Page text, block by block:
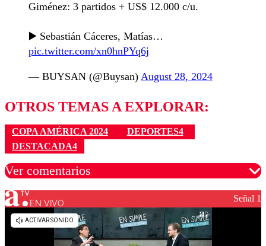
Giménez: 3 partidos + US$ 12.000 c/u.
▶️ Sebastián Cáceres, Matías…
pic.twitter.com/xn0hnPYq6j
— BUYSAN (@Buysan) August 28, 2024
OTROS TEMAS A EXPLORAR:
COPA AMÉRICA 2024
DEPORTES4
DESTACADA4
Ver comentarios
Los comentarios son moderados para garantizar un
diálogo respetuoso.
EN VIVO Señal 1